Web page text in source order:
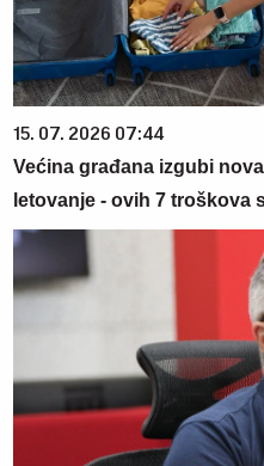
15. 07. 2026 07:44
Većina građana izgubi
letovanje - ovih 7 troškova